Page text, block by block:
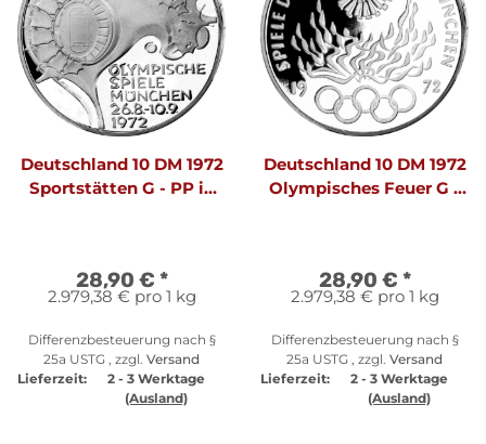
Deutschland 10 DM 1972
Sportstätten G - PP in
28,90 € *
2.979,38 € pro 1 kg
Differenzbesteuerung nach §
25a USTG , zzgl. Versand
Lieferzeit:
2 - 3 Werktage
(Ausland)
Deutschland 10 DM 1972
Olympisches Feuer G -
28,90 € *
2.979,38 € pro 1 kg
Differenzbesteuerung nach §
25a USTG , zzgl. Versand
Lieferzeit:
2 - 3 Werktage
(Ausland)